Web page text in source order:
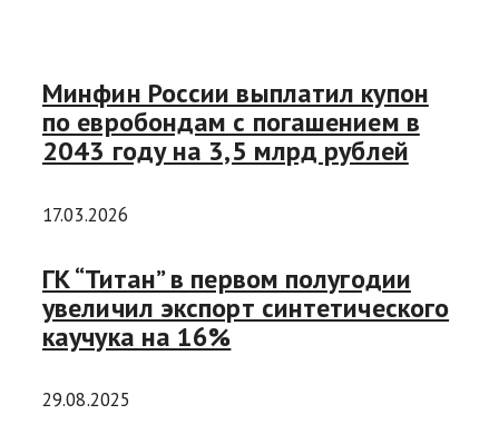
Минфин России выплатил купон
по евробондам с погашением в
2043 году на 3,5 млрд рублей
17.03.2026
ГК “Титан” в первом полугодии
увеличил экспорт синтетического
каучука на 16%
29.08.2025